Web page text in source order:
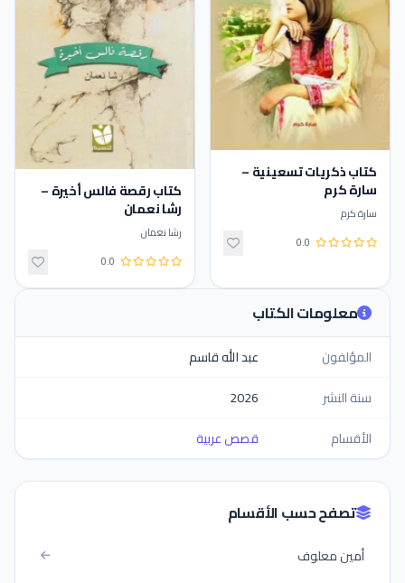
كتاب ذكريات تسعينية –
سارة كرم
سارة كرم
0.0
كتاب رقصة فالس أخيرة –
رشا نعمان
رشا نعمان
0.0
معلومات الكتاب
المؤلفون
عبد الله قاسم
سنة النشر
2026
الأقسام
قصص عربية
تصفح حسب الأقسام
أمين معلوف